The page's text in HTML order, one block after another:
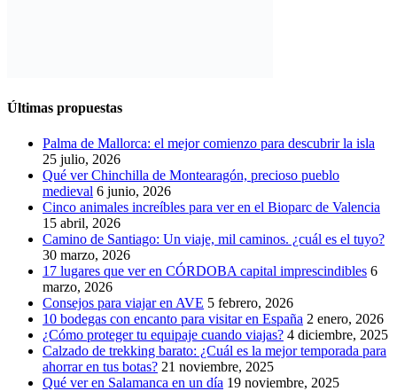
Últimas propuestas
Palma de Mallorca: el mejor comienzo para descubrir la isla
25 julio, 2026
Qué ver Chinchilla de Montearagón, precioso pueblo
medieval 6 junio, 2026
Cinco animales increíbles para ver en el Bioparc de Valencia
15 abril, 2026
Camino de Santiago: Un viaje, mil caminos. ¿cuál es el tuyo?
30 marzo, 2026
17 lugares que ver en CÓRDOBA capital imprescindibles 6
marzo, 2026
Consejos para viajar en AVE 5 febrero, 2026
10 bodegas con encanto para visitar en España 2 enero, 2026
¿Cómo proteger tu equipaje cuando viajas? 4 diciembre, 2025
Calzado de trekking barato: ¿Cuál es la mejor temporada para
ahorrar en tus botas? 21 noviembre, 2025
Qué ver en Salamanca en un día 19 noviembre, 2025